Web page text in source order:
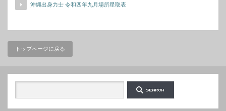
沖縄出身力士 令和四年九月場所星取表
トップページに戻る